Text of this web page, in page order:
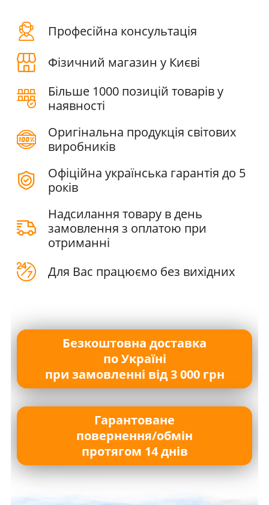
Професійна консультація
Фізичний магазин у Києві
Більше 1000 позицій товарів у
наявності
Оригінальна продукція світових
виробників
Офіційна українська гарантія до 5
років
Надсилання товару в день
замовлення з оплатою при
отриманні
Для Вас працюємо без вихідних
Безкоштовна доставка
по Україні
при замовленні від 3 000 грн
Гарантоване
повернення/обмін
протягом 14 днів